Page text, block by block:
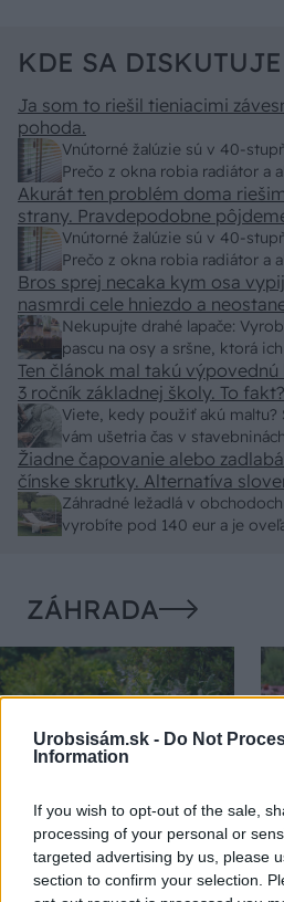
Urobsisám.sk - Do Not
Information
If you wish to opt-out of the sale,
processing of your personal or
targeted advertising by us, please
section to confirm your selection.
KDE SA DISKUTUJE
Vnútorné žalúzie sú v 40-
Prečo z okna robia radiátor a
Ja som to riešil tieniacimi
pohoda.
Vnútorné žalúzie sú v 40-
Prečo z okna robia radiátor a
Akurát ten problém doma
strany. Pravdepodobne
tienenia na spôsob markízy
predajcovia idú okolo 100 eur
Nekupujte drahé lapače:
pascu na osy a sršne, ktorá
Bros sprej necaka kym osa
nasmrdi cele hniezdo a
pasca naucinke moc efektivne.
Viete, kedy použiť akú
vám ušetria čas v
Ten článok mal takú
3 ročník základnej školy. To fakt? AI alebo nejaka kniha
z VŠ? Dnešné rychlotvrdnuce malty - pevnosť 40 Mpa a
doba schnutia tak 15 minut , k
Záhradné ležadlá v
vyrobíte pod 140 eur a je
Žiadne čapovanie alebo
čínske skrutky. Alternatíva
pevnosti. Autor si nedal veľa
spracovaním, škoda. No lepšie
ZÁHRADA
5 trvaliek s
panašovanými listami,
ktoré dodajú vášmu